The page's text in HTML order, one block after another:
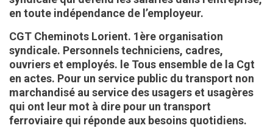
en toute indépendance de l’employeur.
CGT Cheminots Lorient. 1ère organisation
syndicale. Personnels techniciens, cadres,
ouvriers et employés. le Tous ensemble de la Cgt
en actes. Pour un service public du transport non
marchandisé au service des usagers et usagères
qui ont leur mot à dire pour un transport
ferroviaire qui réponde aux besoins quotidiens.